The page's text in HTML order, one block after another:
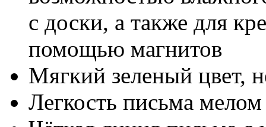
с доски, а также для
помощью магнитов
Мягкий зеленый цвет,
Легкость письма